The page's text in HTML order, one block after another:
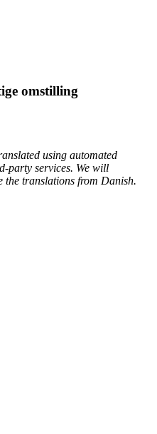
omstilling
using automated
party services. We will
the translations from Danish.